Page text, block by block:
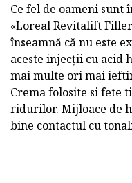
Ce fel de oameni
«Loreal Revitalift
înseamnă că nu este
aceste injecții cu acid
mai multe ori mai
Crema folosite si fete
ridurilor. Mijloace de
bine contactul cu